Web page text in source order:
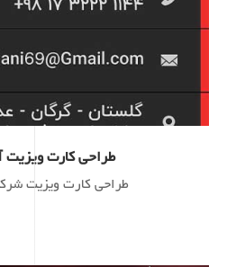
طراحی کارت ویزیت
طراحی کارت ویزیت